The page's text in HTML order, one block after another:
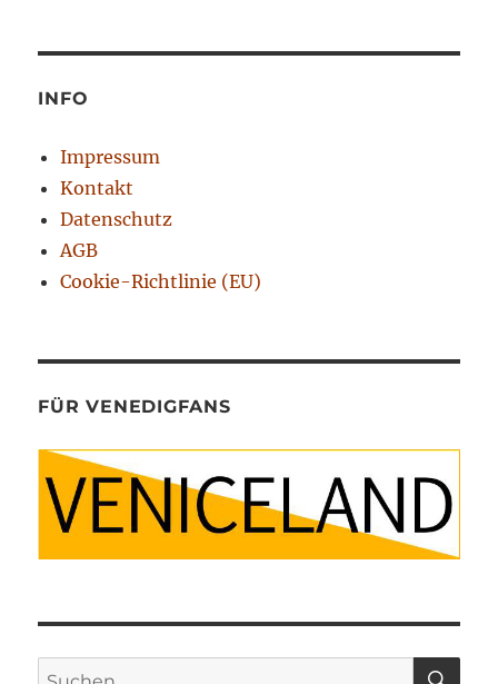
INFO
Impressum
Kontakt
Datenschutz
AGB
Cookie-Richtlinie (EU)
FÜR VENEDIGFANS
Suche